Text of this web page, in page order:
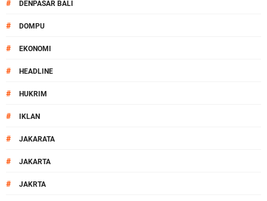
# DENPASAR BALI
# DOMPU
# EKONOMI
# HEADLINE
# HUKRIM
# IKLAN
# JAKARATA
# JAKARTA
# JAKRTA